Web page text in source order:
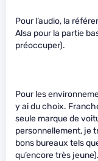
Pour l’audio, la
Alsa pour la partie
préoccuper).
Pour les
y ai du choix.
seule marque de
personnellement, je
bons bureaux tels
qu’encore très jeune).